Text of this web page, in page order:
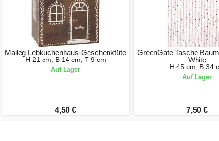
Maileg Lebkuchenhaus-Geschenktüte
H 21 cm, B 14 cm, T 9 cm
Auf Lager
4,50 €
GreenGate Tasche
White
H 45 cm, B 34
Auf Lager
7,50 €